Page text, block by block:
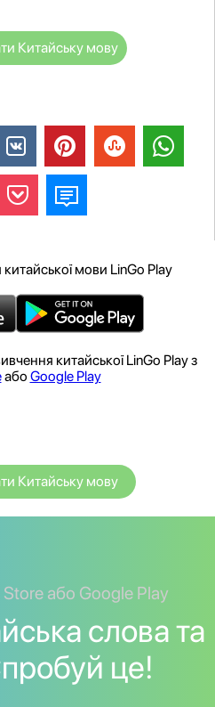
Китайську мову
мови LinGo Play
китайської LinGo Play з
або Google Play
Китайську мову
або Google Play
слова та
це!